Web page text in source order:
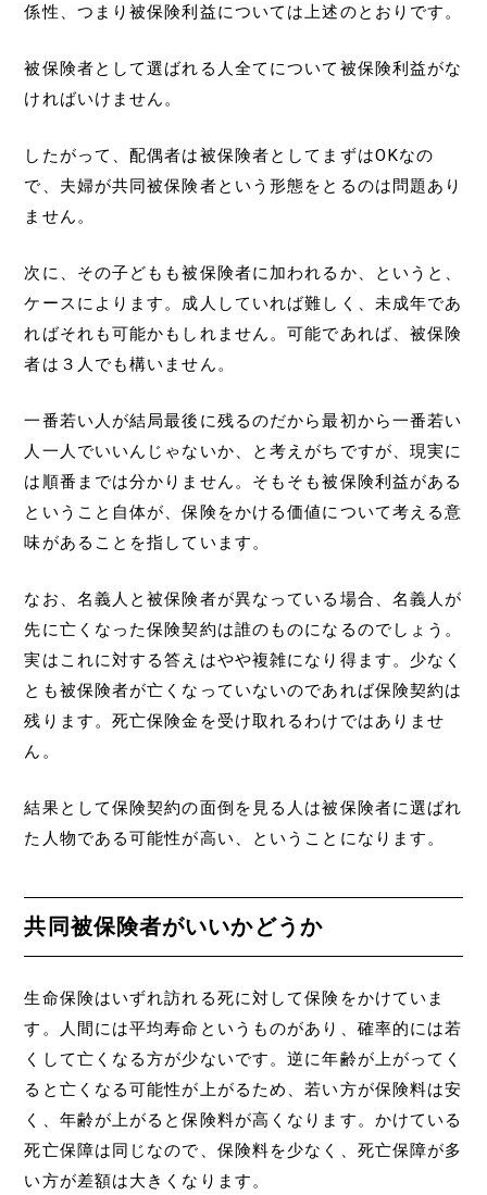
係性、つまり被保険利益については上述のとおりです。
被保険者として選ばれる人全てについて被保険利益がな
ければいけません。
したがって、配偶者は被保険者としてまずはOKなの
で、夫婦が共同被保険者という形態をとるのは問題あり
ません。
次に、その子どもも被保険者に加われるか、というと、
ケースによります。成人していれば難しく、未成年であ
ればそれも可能かもしれません。可能であれば、被保険
者は３人でも構いません。
一番若い人が結局最後に残るのだから最初から一番若い
人一人でいいんじゃないか、と考えがちですが、現実に
は順番までは分かりません。そもそも被保険利益がある
ということ自体が、保険をかける価値について考える意
味があることを指しています。
なお、名義人と被保険者が異なっている場合、名義人が
先に亡くなった保険契約は誰のものになるのでしょう。
実はこれに対する答えはやや複雑になり得ます。少なく
とも被保険者が亡くなっていないのであれば保険契約は
残ります。死亡保険金を受け取れるわけではありませ
ん。
結果として保険契約の面倒を見る人は被保険者に選ばれ
た人物である可能性が高い、ということになります。
共同被保険者がいいかどうか
生命保険はいずれ訪れる死に対して保険をかけていま
す。人間には平均寿命というものがあり、確率的には若
くして亡くなる方が少ないです。逆に年齢が上がってく
ると亡くなる可能性が上がるため、若い方が保険料は安
く、年齢が上がると保険料が高くなります。かけている
死亡保障は同じなので、保険料を少なく、死亡保障が多
い方が差額は大きくなります。